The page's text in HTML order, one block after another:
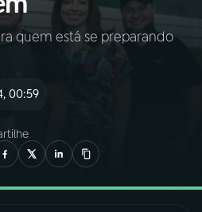
quem está se preparando
00:59